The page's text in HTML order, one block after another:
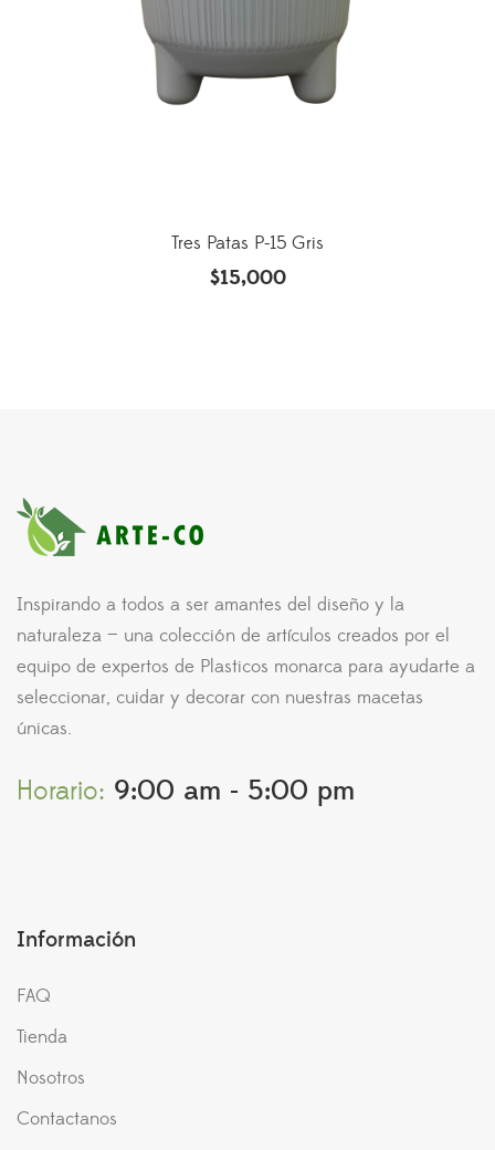
Tres Patas P-15 Gris
$15,000
Inspirando a todos a ser amantes del diseño y la
naturaleza — una colección de artículos creados por el
equipo de expertos de Plasticos monarca para ayudarte a
seleccionar, cuidar y decorar con nuestras macetas
únicas.
Horario: 9:00 am - 5:00 pm
Información
FAQ
Tienda
Nosotros
Contactanos